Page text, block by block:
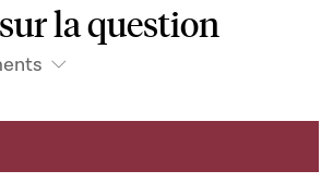
la question